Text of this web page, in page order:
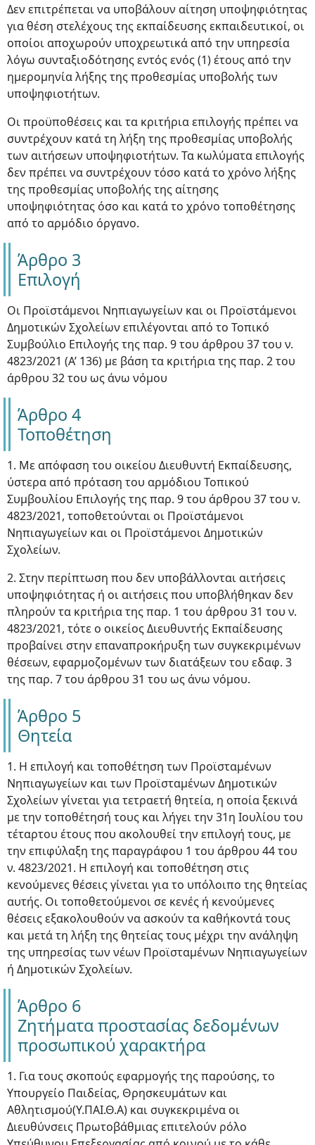
Δεν επιτρέπεται να υποβάλουν αίτηση υποψηφιότητας
για θέση στελέχους της εκπαίδευσης εκπαιδευτικοί, οι
οποίοι αποχωρούν υποχρεωτικά από την υπηρεσία
λόγω συνταξιοδότησης εντός ενός (1) έτους από την
ημερομηνία λήξης της προθεσμίας υποβολής των
υποψηφιοτήτων.
Οι προϋποθέσεις και τα κριτήρια επιλογής πρέπει να
συντρέχουν κατά τη λήξη της προθεσμίας υποβολής
των αιτήσεων υποψηφιοτήτων. Τα κωλύματα επιλογής
δεν πρέπει να συντρέχουν τόσο κατά το χρόνο λήξης
της προθεσμίας υποβολής της αίτησης
υποψηφιότητας όσο και κατά το χρόνο τοποθέτησης
από το αρμόδιο όργανο.
Άρθρο 3
Επιλογή
Οι Προϊστάμενοι Νηπιαγωγείων και οι Προϊστάμενοι
Δημοτικών Σχολείων επιλέγονται από το Τοπικό
Συμβούλιο Επιλογής της παρ. 9 του άρθρου 37 του ν.
4823/2021 (Α’ 136) με βάση τα κριτήρια της παρ. 2 του
άρθρου 32 του ως άνω νόμου
Άρθρο 4
Τοποθέτηση
1. Με απόφαση του οικείου Διευθυντή Εκπαίδευσης,
ύστερα από πρόταση του αρμόδιου Τοπικού
Συμβουλίου Επιλογής της παρ. 9 του άρθρου 37 του ν.
4823/2021, τοποθετούνται οι Προϊστάμενοι
Νηπιαγωγείων και οι Προϊστάμενοι Δημοτικών
Σχολείων.
2. Στην περίπτωση που δεν υποβάλλονται αιτήσεις
υποψηφιότητας ή οι αιτήσεις που υποβλήθηκαν δεν
πληρούν τα κριτήρια της παρ. 1 του άρθρου 31 του ν.
4823/2021, τότε ο οικείος Διευθυντής Εκπαίδευσης
προβαίνει στην επαναπροκήρυξη των συγκεκριμένων
θέσεων, εφαρμοζομένων των διατάξεων του εδαφ. 3
της παρ. 7 του άρθρου 31 του ως άνω νόμου.
Άρθρο 5
Θητεία
1. Η επιλογή και τοποθέτηση των Προϊσταμένων
Νηπιαγωγείων και των Προϊσταμένων Δημοτικών
Σχολείων γίνεται για τετραετή θητεία, η οποία ξεκινά
με την τοποθέτησή τους και λήγει την 31η Ιουλίου του
τέταρτου έτους που ακολουθεί την επιλογή τους, με
την επιφύλαξη της παραγράφου 1 του άρθρου 44 του
ν. 4823/2021. Η επιλογή και τοποθέτηση στις
κενούμενες θέσεις γίνεται για το υπόλοιπο της θητείας
αυτής. Οι τοποθετούμενοι σε κενές ή κενούμενες
θέσεις εξακολουθούν να ασκούν τα καθήκοντά τους
και μετά τη λήξη της θητείας τους μέχρι την ανάληψη
της υπηρεσίας των νέων Προϊσταμένων Νηπιαγωγείων
ή Δημοτικών Σχολείων.
Άρθρο 6
Ζητήματα προστασίας δεδομένων
προσωπικού χαρακτήρα
1. Για τους σκοπούς εφαρμογής της παρούσης, το
Υπουργείο Παιδείας, Θρησκευμάτων και
Αθλητισμού(Υ.ΠΑΙ.Θ.Α) και συγκεκριμένα οι
Διευθύνσεις Πρωτοβάθμιας επιτελούν ρόλο